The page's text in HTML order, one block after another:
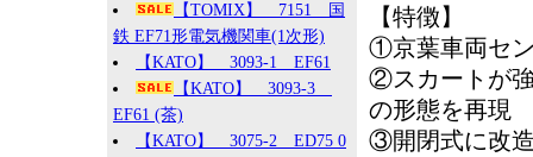
【TOMIX】 7151 国
鉄 EF71形電気機関車(1次形)
【KATO】 3093-1 EF61
【KATO】 3093-3
EF61 (茶)
【KATO】 3075-2 ED75 0
【特徴】
①京葉車両セ
②スカートが強
の形態を再現
③開閉式に改